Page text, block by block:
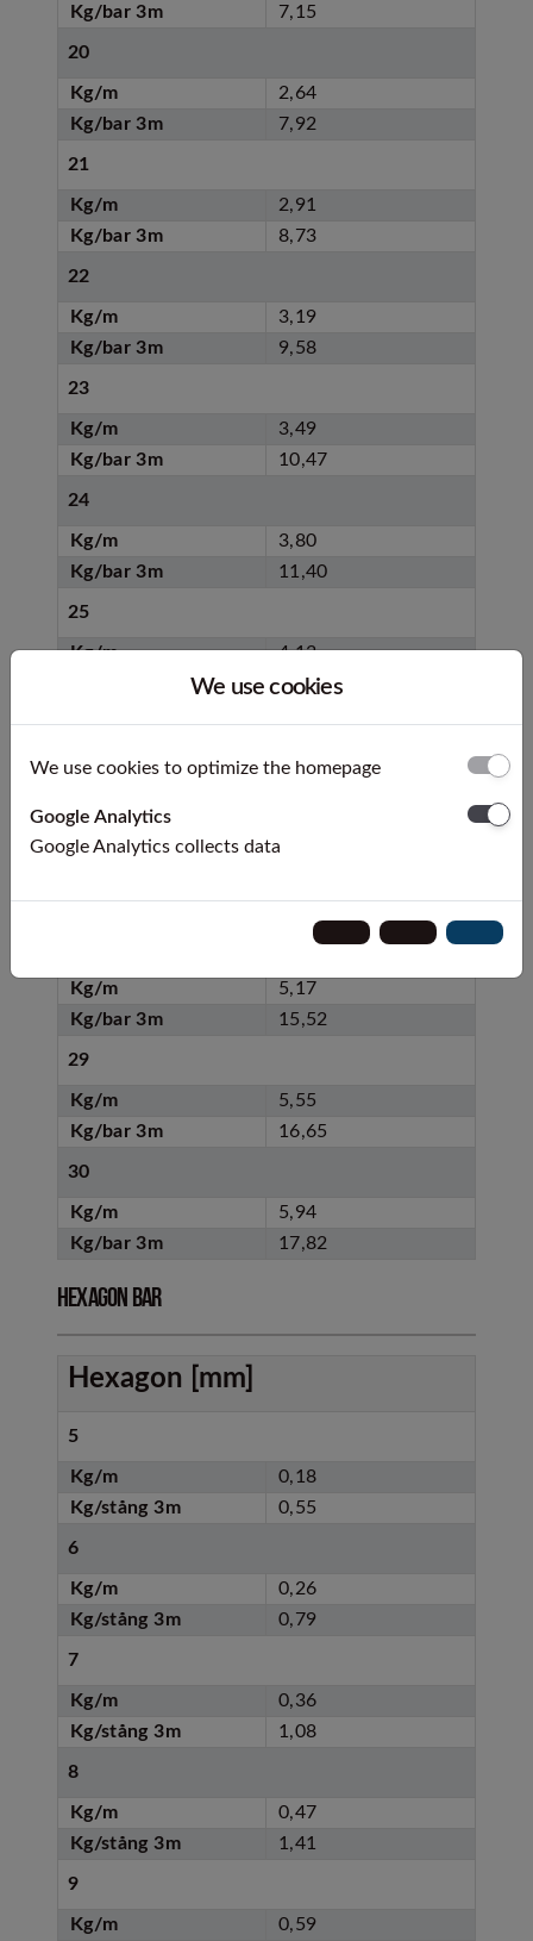
Kg/bar 3m
7,15
20
Kg/m
2,64
Kg/bar 3m
7,92
21
Kg/m
2,91
Kg/bar 3m
8,73
22
Kg/m
3,19
Kg/bar 3m
9,58
23
Kg/m
3,49
Kg/bar 3m
10,47
24
Kg/m
3,80
Kg/bar 3m
11,40
25
Kg/m
4,13
12,38
26
Kg/m
4,46
27
Kg/bar 3m
14,43
Kg/m
5,17
Kg/bar 3m
15,52
29
Kg/m
5,55
Kg/bar 3m
16,65
30
Kg/m
5,94
Kg/bar 3m
17,82
Hexagon bar
Hexagon [mm]
5
Kg/m
0,18
Kg/stång 3m
0,55
6
Kg/m
0,26
Kg/stång 3m
0,79
7
Kg/m
0,36
Kg/stång 3m
1,08
8
Kg/m
0,47
Kg/stång 3m
1,41
9
Kg/m 0,59
We use cookies
We use cookies to optimize the homepage
Google Analytics
Google Analytics collects data